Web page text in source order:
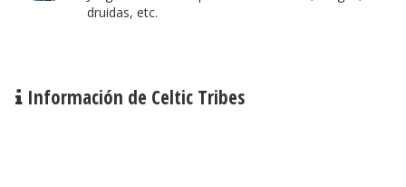
druidas, etc.
Información de Celtic Tribes